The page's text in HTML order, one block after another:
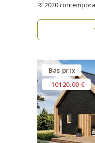
RE2020
Bas prix
-10120.00 €